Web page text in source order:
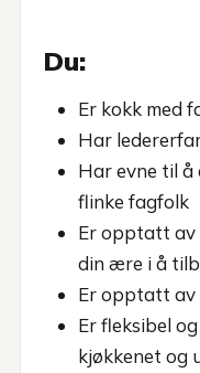
Du:
Er kokk med
Har
Har evne til å
flinke fagfolk
Er opptatt
din ære i å
Er opptatt av
Er fleksibel
kjøkkenet og